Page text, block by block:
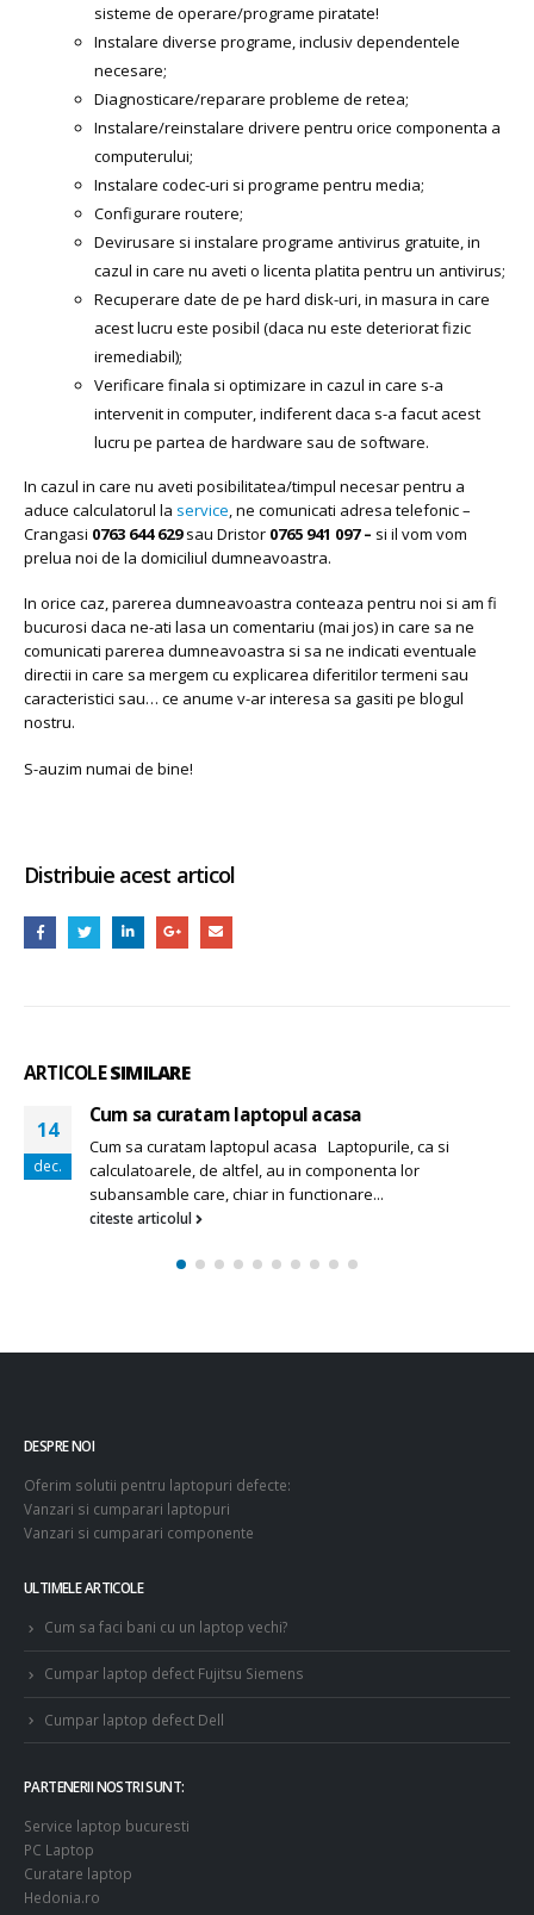
sisteme de operare/programe piratate!
Instalare diverse programe, inclusiv dependentele
necesare;
Diagnosticare/reparare probleme de retea;
Instalare/reinstalare drivere pentru orice componenta a
computerului;
Instalare codec-uri si programe pentru media;
Configurare routere;
Devirusare si instalare programe antivirus gratuite, in
cazul in care nu aveti o licenta platita pentru un antivirus;
Recuperare date de pe hard disk-uri, in masura in care
acest lucru este posibil (daca nu este deteriorat fizic
iremediabil);
Verificare finala si optimizare in cazul in care s-a
intervenit in computer, indiferent daca s-a facut acest
lucru pe partea de hardware sau de software.
In cazul in care nu aveti posibilitatea/timpul necesar pentru a
aduce calculatorul la service , ne comunicati adresa telefonic –
Crangasi 0763 644 629sau Dristor 0765 941 097 – si il vom vom
prelua noi de la domiciliul dumneavoastra.
In orice caz, parerea dumneavoastra conteaza pentru noi si am fi
bucurosi daca ne-ati lasa un comentariu (mai jos) in care sa ne
comunicati parerea dumneavoastra si sa ne indicati eventuale
directii in care sa mergem cu explicarea diferitilor termeni sau
caracteristici sau… ce anume v-ar interesa sa gasiti pe blogul
nostru.
S-auzim numai de bine!
Distribuie acest articol
ARTICOLESIMILARE
Laptopurile, ca si
lor
31
oct.
Cine a inventat bateria?
Cine a inventat bateria? Cine
portabil are nevoie, pentru a
citeste articolul
DESPRE NOI
Oferim solutii pentru laptopuri defecte:
Vanzari si cumparari laptopuri
Vanzari si cumparari componente
ULTIMELE ARTICOLE
Cum sa faci bani cu un laptop vechi?
Cumpar laptop defect Fujitsu Siemens
Cumpar laptop defect Dell
PARTENERII NOSTRI SUNT:
Service laptop bucuresti
PC Laptop
Curatare laptop
Hedonia.ro